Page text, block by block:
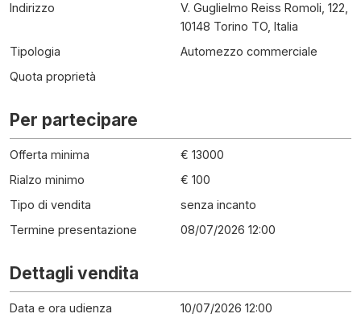
Indirizzo
V. Guglielmo Reiss Romoli, 122,
10148 Torino TO, Italia
Tipologia
Automezzo commerciale
Quota proprietà
Per partecipare
Offerta minima
€ 13000
Rialzo minimo
€ 100
Tipo di vendita
senza incanto
Termine presentazione
08/07/2026 12:00
Dettagli vendita
Data e ora udienza
10/07/2026 12:00